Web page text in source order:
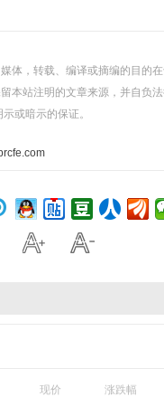
体，转载、编译或摘编的目的在
本站注明的文章来源，并自负
或暗示的保证。
现价 涨跌幅